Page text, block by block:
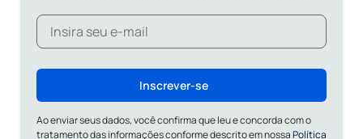
Inscrever-se
Ao enviar seus dados, você confirma que leu e concorda com o
tratamento das informações conforme descrito em nossaPolítica